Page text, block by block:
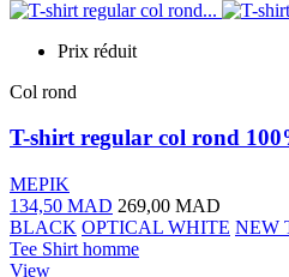
Prix réduit
Col rond
T-shirt regular col rond
MEPIK
134,50 MAD 269,00 MAD
BLACK OPTICAL WHITE NEW
Tee Shirt homme
View